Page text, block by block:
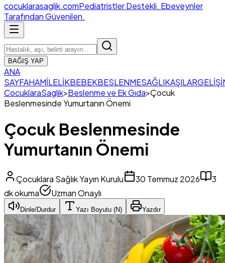
cocuklarasaglik.comPediatristler Destekli. Ebeveynler
Tarafından Güvenilen.
BAĞIŞ YAP
ANA
SAYFAHAMİLELİKBEBEKBESLENMESAĞLIKAŞILAR
CocuklaraSaglik>Beslenme ve Ek Gıda>Çocuk
Beslenmesinde Yumurtanın Önemi
Çocuk Beslenmesinde
Yumurtanın Önemi
Çocuklara Sağlık Yayın Kurulu 30 Temmuz 2026
3
dk okuma
Uzman Onaylı
Dinle/Durdur Yazı Boyutu (N) Yazdır